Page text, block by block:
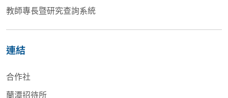
教師專長暨研究查詢系統
連結
合作社
蘭潭招待所